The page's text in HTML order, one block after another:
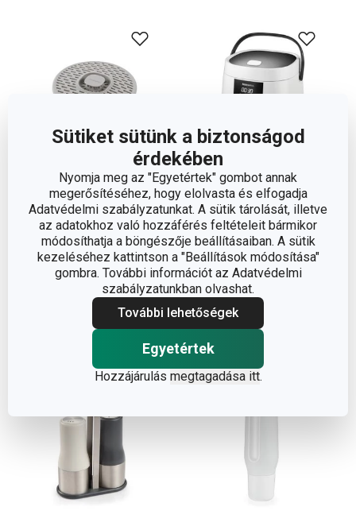
Sütiket sütünk a biztonságod
érdekében
Nyomja meg az "Egyetértek" gombot annak
megerősítéséhez, hogy elolvasta és elfogadja
Adatvédelmi szabályzatunkat. A sütik tárolását, illetve
az adatokhoz való hozzáférés feltételeit bármikor
módosíthatja a böngészője beállításaiban. A sütik
kezeléséhez kattintson a "Beállítások módosítása"
gombra. További információt az Adatvédelmi
szabályzatunkban olvashat.
További lehetőségek
Egyetértek
Hozzájárulás megtagadása itt.
Újdonság
PURO szilikon szűrő
mosogatóba ø 11 cm
990 Ft
Elérhető a webáruházban
12 márkaboltban elérhető
Kosárba
Újdonság Ingyen szállítás
GrandCHEF digitális
rizsfőző
42 000 Ft
Elérhető a webáruházban
12 márkaboltban elérhető
Kosárba